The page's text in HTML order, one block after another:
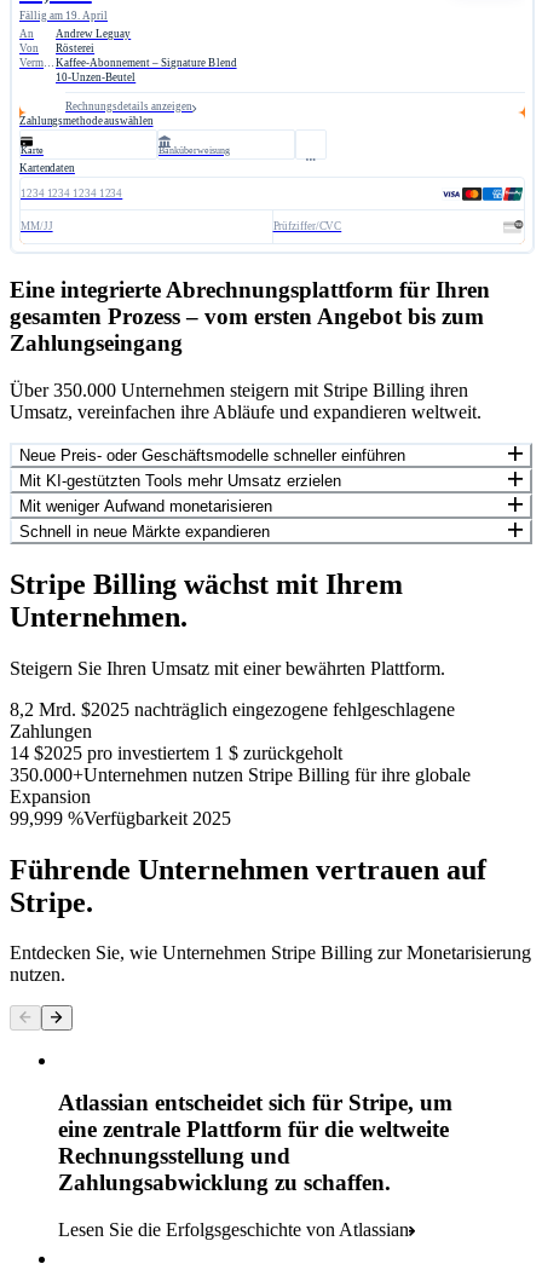
Fällig am 19. April
An
Andrew Leguay
Von
Rösterei
Vermerk Kaffee-Abonnement – Signature Blend
10-Unzen-Beutel
Rechnungsdetails anzeigen
Zahlungsmethode auswählen
Karte Banküberweisung
Kartendaten
1234 1234 1234 1234
MM/JJ Prüfziffer/CVC
Eine integrierte Abrechnungsplattform für Ihren
gesamten Prozess – vom ersten Angebot bis zum
Zahlungseingang
Über 350.000 Unternehmen steigern mit Stripe Billing ihren
Umsatz, vereinfachen ihre Abläufe und expandieren weltweit.
Neue Preis- oder Geschäftsmodelle schneller einführen
Mit KI-gestützten Tools mehr Umsatz erzielen
Mit weniger Aufwand monetarisieren
Schnell in neue Märkte expandieren
Stripe Billing wächst mit Ihrem
Unternehmen.
Steigern Sie Ihren Umsatz mit einer bewährten Plattform.
8,2 Mrd. $2025 nachträglich eingezogene fehlgeschlagene
Zahlungen
14 $2025 pro investiertem 1 $ zurückgeholt
350.000+Unternehmen nutzen Stripe Billing für ihre globale
Expansion
99,999 %Verfügbarkeit 2025
Führende Unternehmen vertrauen auf
Stripe.
Entdecken Sie, wie Unternehmen Stripe Billing zur Monetarisierung
nutzen.
Atlassian entscheidet sich für Stripe, um
eine zentrale Plattform für die weltweite
Rechnungsstellung und
Zahlungsabwicklung zu schaffen.
Lesen Sie die Erfolgsgeschichte von Atlassian